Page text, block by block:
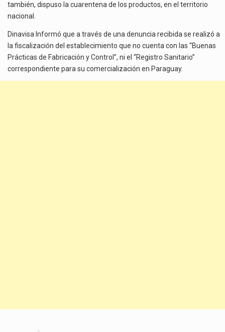
también, dispuso la cuarentena de los productos, en el territorio
nacional.
Dinavisa Informó que a través de una denuncia recibida se realizó a
la fiscalización del establecimiento que no cuenta con las “Buenas
Prácticas de Fabricación y Control”, ni el “Registro Sanitario”
correspondiente para su comercialización en Paraguay.